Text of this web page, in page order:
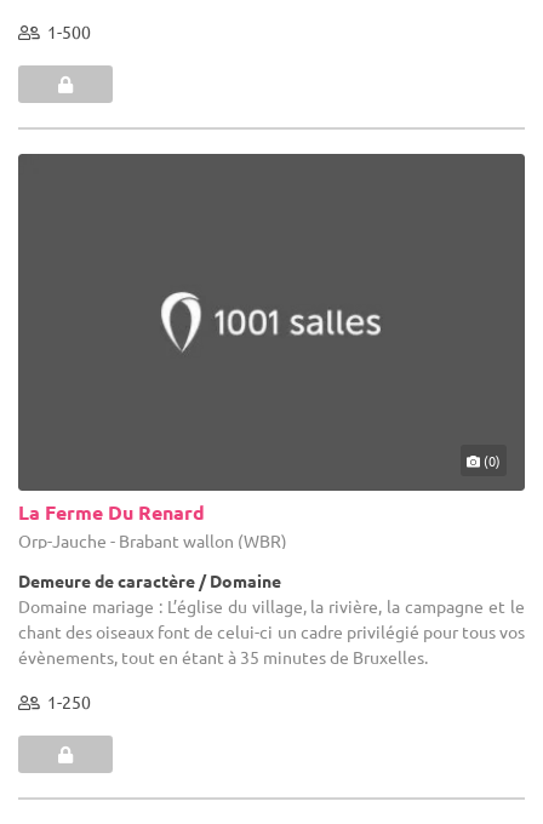
1-500
(0)
La Ferme Du Renard
Orp-Jauche - Brabant wallon (WBR)
Demeure de caractère / Domaine
Domaine mariage : L’église du village, la rivière, la campagne et le
chant des oiseaux font de celui-ci un cadre privilégié pour tous vos
évènements, tout en étant à 35 minutes de Bruxelles.
1-250